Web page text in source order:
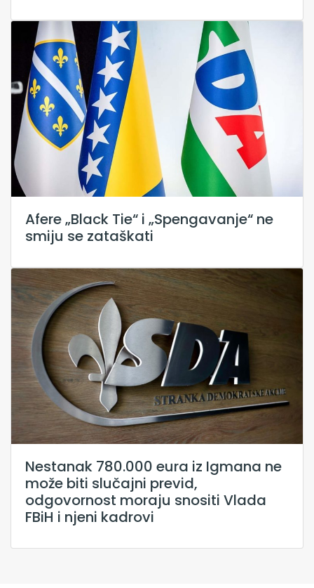
Afere „Black Tie“ i „Spengavanje“ ne
smiju se zataškati
Nestanak 780.000 eura iz Igmana ne
može biti slučajni previd,
odgovornost moraju snositi Vlada
FBiH i njeni kadrovi